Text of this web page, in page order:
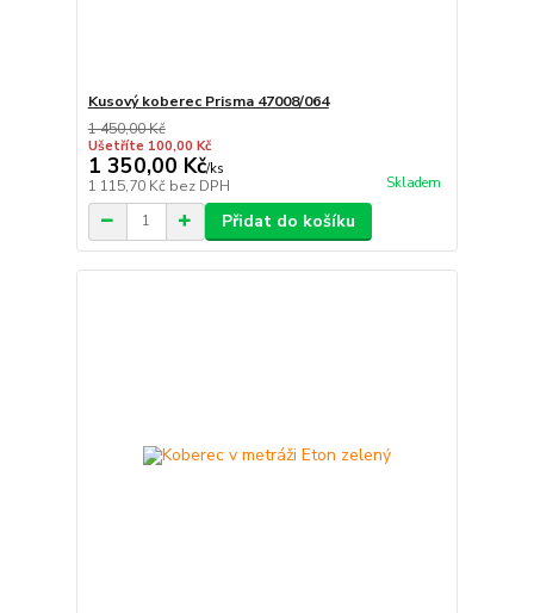
Kusový koberec Prisma 47008/064
1 450,00 Kč
Ušetříte 100,00 Kč
1 350,00 Kč/ks
1 115,70 Kč bez DPH Skladem
Přidat do košíku